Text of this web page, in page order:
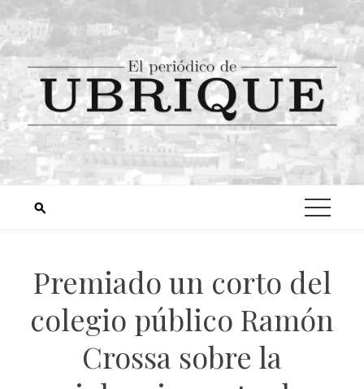
Premiado un corto del
colegio público Ramón
Crossa sobre la